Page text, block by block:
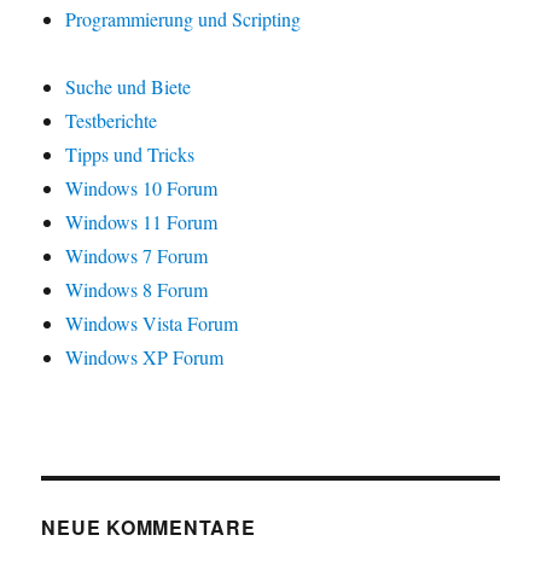
Programmierung und Scripting
Suche und Biete
Testberichte
Tipps und Tricks
Windows 10 Forum
Windows 11 Forum
Windows 7 Forum
Windows 8 Forum
Windows Vista Forum
Windows XP Forum
NEUE KOMMENTARE